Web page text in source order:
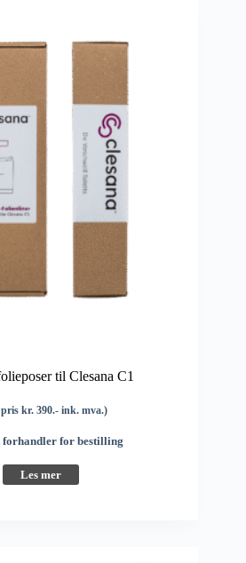
til Clesana C1
kr. 390.- ink. mva.)
for bestilling
Les mer